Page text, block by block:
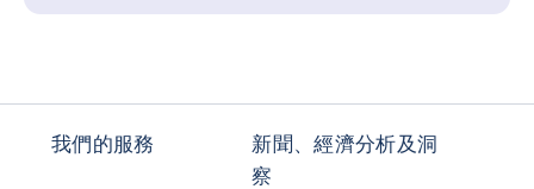
我們的服務
新聞、經濟分析及洞
察